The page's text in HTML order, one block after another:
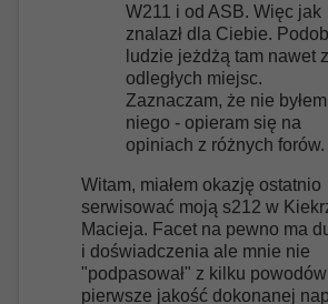
W211 i od ASB. Więc jak
znalazł dla Ciebie.
ludzie jeżdżą tam nawet z
odległych miejsc.
Zaznaczam, że nie
niego - opieram się na
opiniach z różnych forów.
Witam, miałem okazję ostatnio
serwisować moją s212 w
Macieja. Facet na pewno ma
i doświadczenia ale mnie nie
"podpasował" z kilku
pierwsze jakość dokonanej